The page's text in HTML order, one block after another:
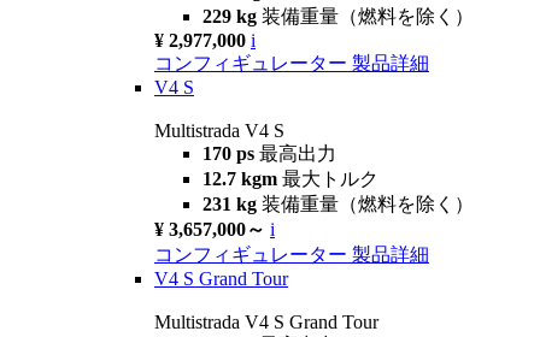
229 kg 装備重量（燃料を除く）
¥ 2,977,000 i
コンフィギュレーター 製品詳細
V4 S
Multistrada V4 S
170 ps 最高出力
12.7 kgm 最大トルク
231 kg 装備重量（燃料を除く）
¥ 3,657,000～ i
コンフィギュレーター 製品詳細
V4 S Grand Tour
Multistrada V4 S Grand Tour